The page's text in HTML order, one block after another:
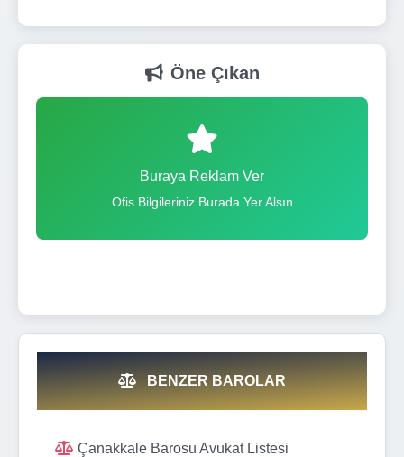
Öne Çıkan
Buraya Reklam Ver
Ofis Bilgileriniz Burada Yer Alsın
BENZER BAROLAR
Çanakkale Barosu Avukat Listesi